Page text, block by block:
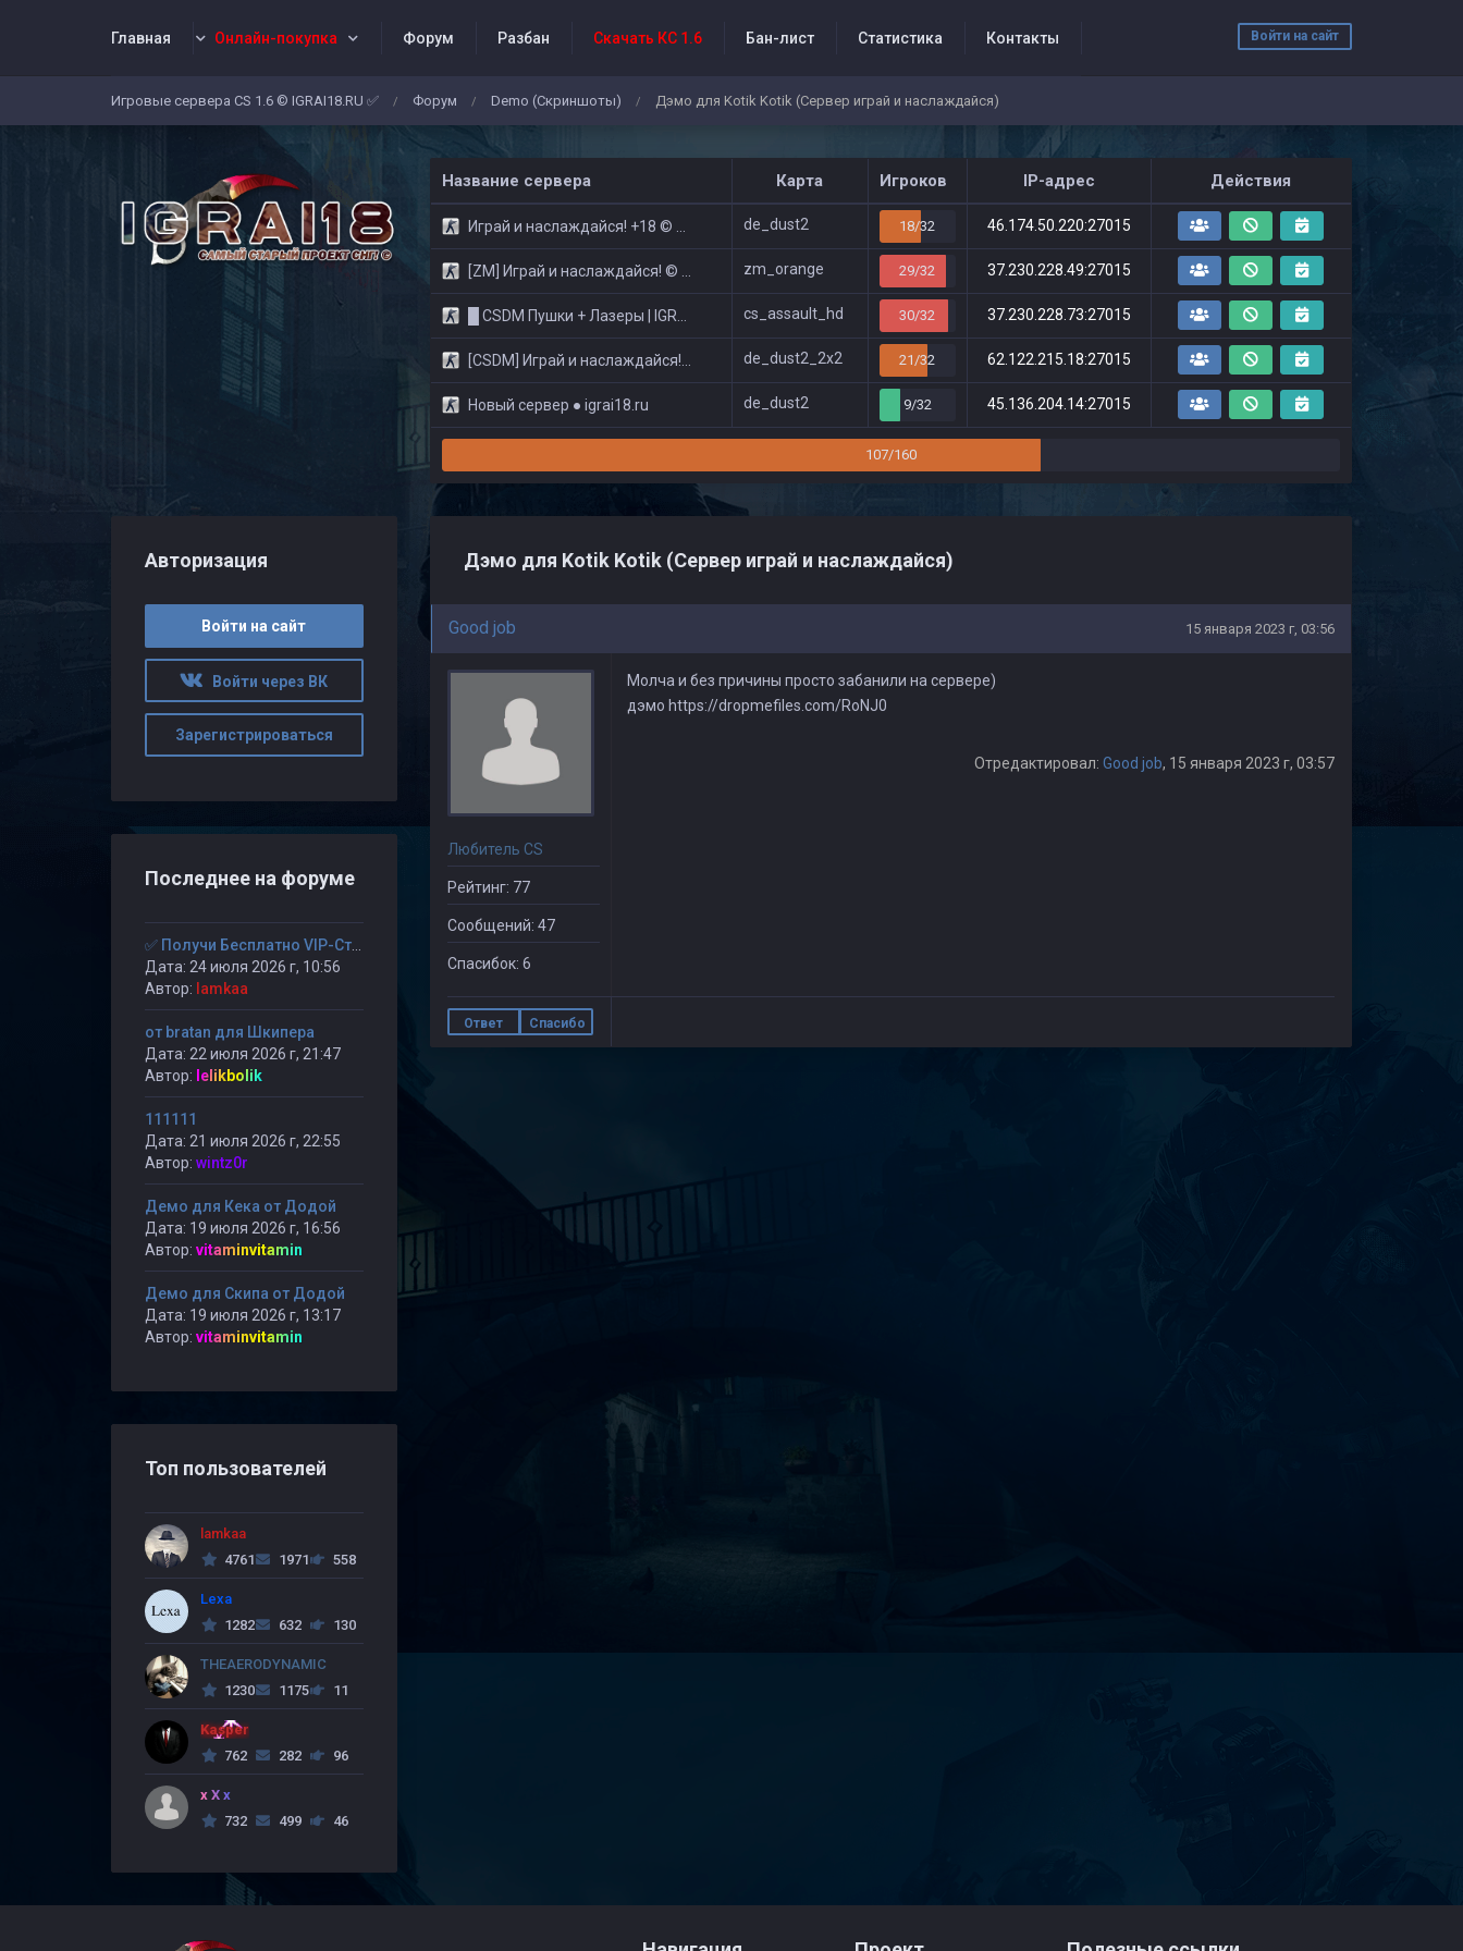
Войти на сайт
Главная Онлайн-покупка Форум Разбан Скачать КС 1.6 Бан-лист Статистика Контакты
События проекта
Игровые сервера CS 1.6 © IGRAI18.RU ✅ / Форум / Demo (Скриншоты) / Дэмо для Kotik Kotik (Сервер играй и наслаждайся)
Название сервера Карта Игроков IP-адрес Действия
Играй и наслаждайся! +18 © Public de_dust2 18/32 46.174.50.220:27015
[ZM] Играй и наслаждайся! © Zombie Show zm_orange 29/32 37.230.228.49:27015
█ CSDM Пушки + Лазеры | IGRAI18.RU ツ █ cs_assault_hd 30/32 37.230.228.73:27015
[CSDM] Играй и наслаждайся! © Classic de_dust2_2x2 21/32 62.122.215.18:27015
Новый сервер ● igrai18.ru de_dust2 9/32 45.136.204.14:27015
107/160
Дэмо для Kotik Kotik (Сервер играй и наслаждайся)
Good job 15 января 2023 г, 03:56
Любитель CS
Рейтинг: 77
Сообщений: 47
Спасибок: 6
Молча и без причины просто забанили на сервере)
дэмо https://dropmefiles.com/RoNJ0
Отредактировал: Good job, 15 января 2023 г, 03:57
Ответ Спасибо
Авторизация
Войти на сайт
Войти через ВК
Зарегистрироваться
Последнее на форуме
Дата: 24 июля 2026 г, 10:56
Автор: lamkaa
от bratan для Шкипера
Дата: 22 июля 2026 г, 21:47
Автор: lelikbolik
111111
Дата: 21 июля 2026 г, 22:55
Автор: wintz0r
Демо для Кека от Додой
Дата: 19 июля 2026 г, 16:56
Автор: vitaminvitamin
Демо для Скипа от Додой
Дата: 19 июля 2026 г, 13:17
Автор: vitaminvitamin
Топ пользователей
lamkaa
4761
1971 558
Lexa
1282
632 130
THEAERODYNAMIC
1230
1175 11
Kasper
762
282 96
x X x
732
499 46